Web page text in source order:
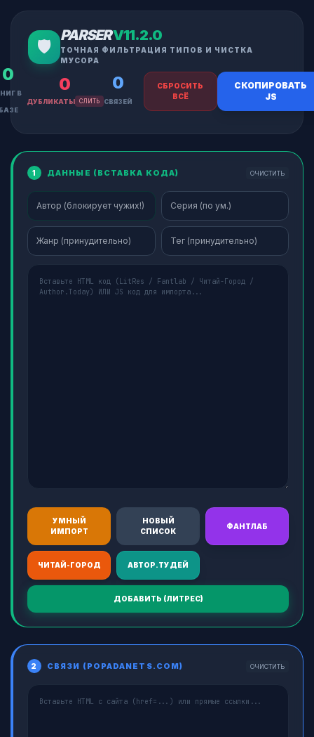
🛡️
PARSERV11.2.0
ТОЧНАЯ ФИЛЬТРАЦИЯ ТИПОВ И ЧИСТКА
МУСОРА
0
В 0
ДУБЛИКАТЫ СЛИТЬ
0
СВЯЗЕЙ
СБРОСИТЬ
ВСЁ
СКОПИРОВАТЬ
JS
1 ДАННЫЕ (ВСТАВКА КОДА) ОЧИСТИТЬ
УМНЫЙ
ИМПОРТ
НОВЫЙ
СПИСОК
ФАНТЛАБ
ЧИТАЙ-ГОРОД АВТОР.ТУДЕЙ
ДОБАВИТЬ (ЛИТРЕС)
2 СВЯЗИ (POPADANETS.COM) ОЧИСТИТЬ